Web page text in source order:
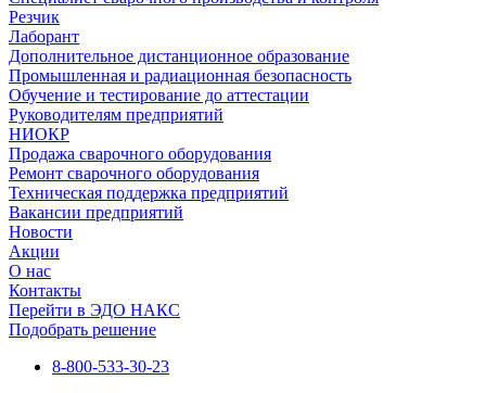
Резчик
Лаборант
Дополнительное дистанционное образование
Промышленная и радиационная безопасность
Обучение и тестирование до аттестации
Руководителям предприятий
НИОКР
Продажа сварочного оборудования
Ремонт сварочного оборудования
Техническая поддержка предприятий
Вакансии предприятий
Новости
Акции
О нас
Контакты
Перейти в ЭДО НАКС
Подобрать решение
8-800-533-30-23